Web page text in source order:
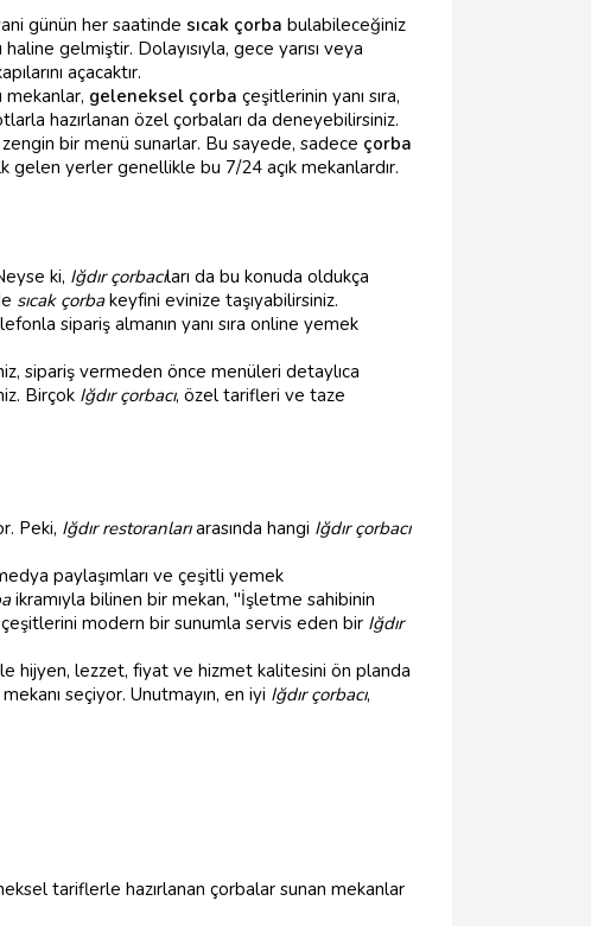
günün her saatinde sıcak çorba bulabileceğiniz
gelmiştir. Dolayısıyla, gece yarısı veya
açacaktır.
mekanlar, geleneksel çorba çeşitlerinin yanı sıra,
hazırlanan özel çorbaları da deneyebilirsiniz.
bir menü sunarlar. Bu sayede, sadece çorba
gelen yerler genellikle bu 7/24 açık mekanlardır.
ki, Iğdır çorbacıları da bu konuda oldukça
sıcak çorbakeyfini evinize taşıyabilirsiniz.
sipariş almanın yanı sıra online yemek
sipariş vermeden önce menüleri detaylıca
Birçok Iğdır çorbacı, özel tarifleri ve taze
Peki, Iğdır restoranlarıarasında hangi Iğdır çorbacı
paylaşımları ve çeşitli yemek
ikramıyla bilinen bir mekan, "İşletme sahibinin
modern bir sunumla servis eden bir Iğdır
hijyen, lezzet, fiyat ve hizmet kalitesini ön planda
seçiyor. Unutmayın, en iyi Iğdır çorbacı,
tariflerle hazırlanan çorbalar sunan mekanlar